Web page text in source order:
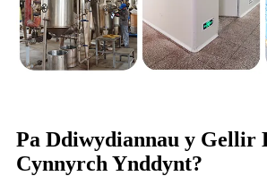
Pa Ddiwydiannau y Gellir
Cynnyrch Ynddynt?